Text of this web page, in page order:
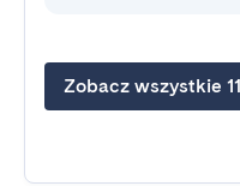
Zobacz wszystkie